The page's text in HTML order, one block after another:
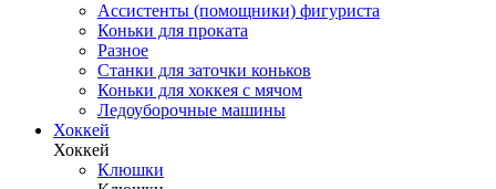
Ассистенты (помощники) фигуриста
Коньки для проката
Разное
Станки для заточки коньков
Коньки для хоккея с мячом
Ледоуборочные машины
Хоккей
Хоккей
Клюшки